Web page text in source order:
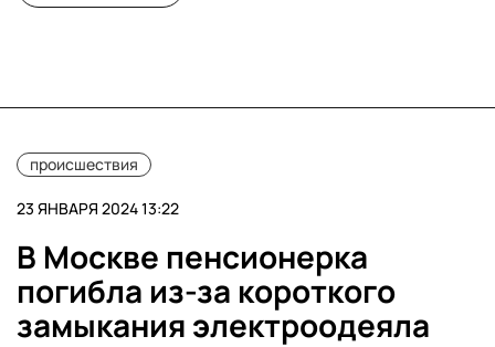
происшествия
23 ЯНВАРЯ 2024 13:22
В Москве пенсионерка
погибла из-за короткого
замыкания электроодеяла